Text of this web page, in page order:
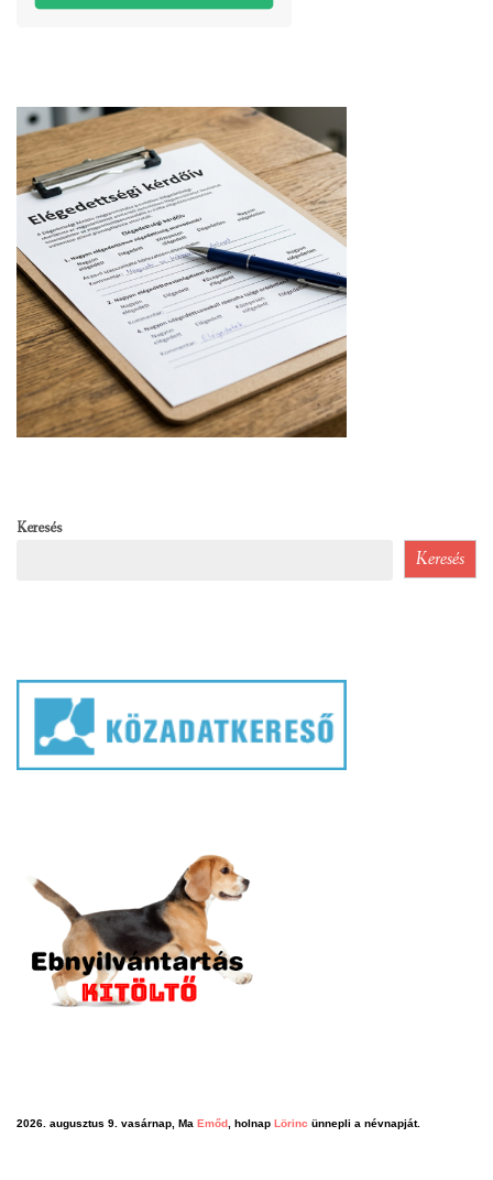
Keresés
Keresés
2026. augusztus 9. vasárnap, Ma Emőd , holnap Lörinc ünnepli a névnapját.